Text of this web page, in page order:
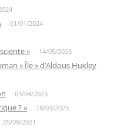
01/01/2024
» 14/05/2023
« Île » d’Aldous Huxley
03/04/2023
? » 18/03/2023
05/09/2021